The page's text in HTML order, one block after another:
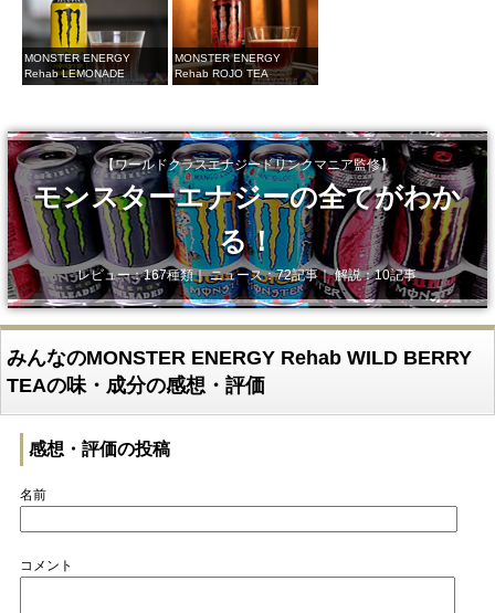
MONSTER ENERGY
Rehab LEMONADE
MONSTER ENERGY
Rehab ROJO TEA
【ワールドクラスエナジードリンクマニア監修】
モンスターエナジーの全てがわか
る！
レビュー：167種類｜ ニュース：72記事｜ 解説：10記事
みんなのMONSTER ENERGY Rehab WILD BERRY
TEAの味・成分の感想・評価
感想・評価の投稿
名前
コメント